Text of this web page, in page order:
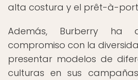
alta costura y el prêt-à-
Además, Burberry ha
compromiso con la
presentar modelos de
culturas en sus